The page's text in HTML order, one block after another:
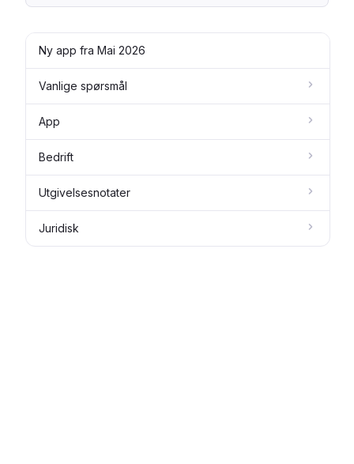
Ny app fra Mai 2026
Vanlige spørsmål
App
Bedrift
Utgivelsesnotater
Juridisk